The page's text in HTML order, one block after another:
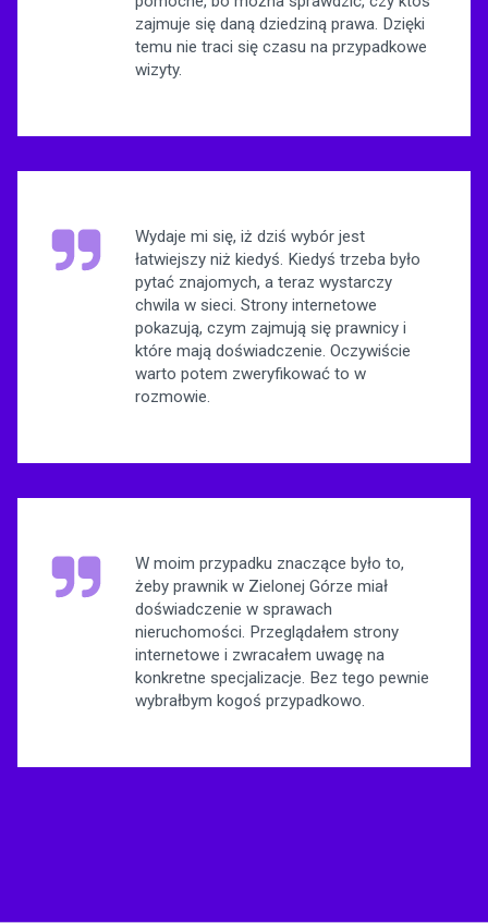
zajmuje się daną dziedziną prawa. Dzięki
temu nie traci się czasu na przypadkowe
wizyty.
Wydaje mi się, iż dziś wybór jest
łatwiejszy niż kiedyś. Kiedyś trzeba było
pytać znajomych, a teraz wystarczy
chwila w sieci. Strony internetowe
pokazują, czym zajmują się prawnicy i
które mają doświadczenie. Oczywiście
warto potem zweryfikować to w
rozmowie.
W moim przypadku znaczące było to,
żeby prawnik w Zielonej Górze miał
doświadczenie w sprawach
nieruchomości. Przeglądałem strony
internetowe i zwracałem uwagę na
konkretne specjalizacje. Bez tego pewnie
wybrałbym kogoś przypadkowo.